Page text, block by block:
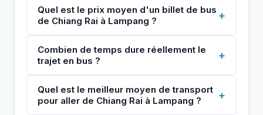
Quel est le prix moyen d'un billet de bus
de Chiang Rai à Lampang ?
+
Combien de temps dure réellement le
trajet en bus ?
+
Quel est le meilleur moyen de transport
pour aller de Chiang Rai à Lampang ?
+